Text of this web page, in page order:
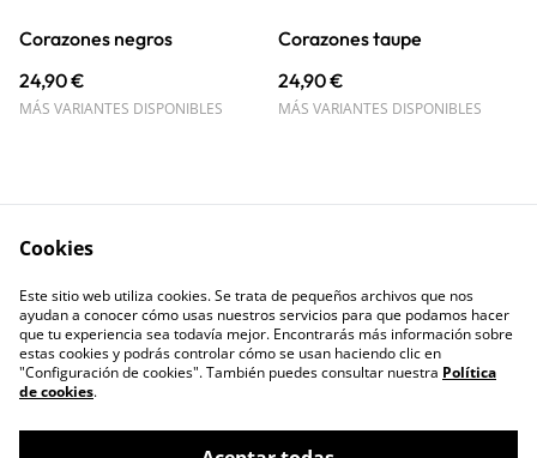
Corazones negros
24,90 €
MÁS VARIANTES DISPONIBLES
Corazones taupe
24,90 €
MÁS VARIANTES DISPONIBLES
Contacto
Términos legales
Política de Privacidad
Política de cookies
Cookies
Este sitio web utiliza cookies. Se trata de pequeños archivos que nos
ayudan a conocer cómo usas nuestros servicios para que podamos hacer
que tu experiencia sea todavía mejor. Encontrarás más información sobre
estas cookies y podrás controlar cómo se usan haciendo clic en
"Configuración de cookies". También puedes consultar nuestra Política
de cookies.